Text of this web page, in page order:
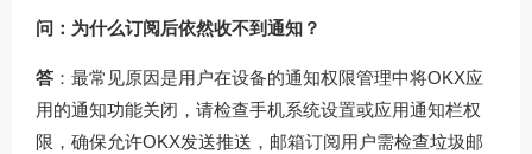
问：为什么订阅后依然收不到通知？
答 ：最常见原因是用户在设备的通知权限管理中将OKX应
用的通知功能关闭，请检查手机系统设置或应用通知栏权
限，确保允许OKX发送推送，邮箱订阅用户需检查垃圾邮